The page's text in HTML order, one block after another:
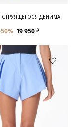
ДЕНИМА
19 950 ₽